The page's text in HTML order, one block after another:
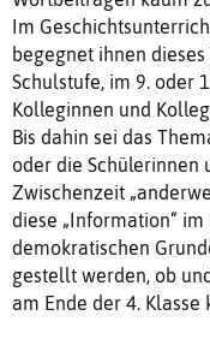
Im
begegnet ihnen
Schulstufe, im 9. oder
Kolleginnen und
Bis dahin sei das
oder die Schülerinnen
Zwischenzeit
diese „Information“
demokratischen
gestellt werden, ob
am Ende der 4.